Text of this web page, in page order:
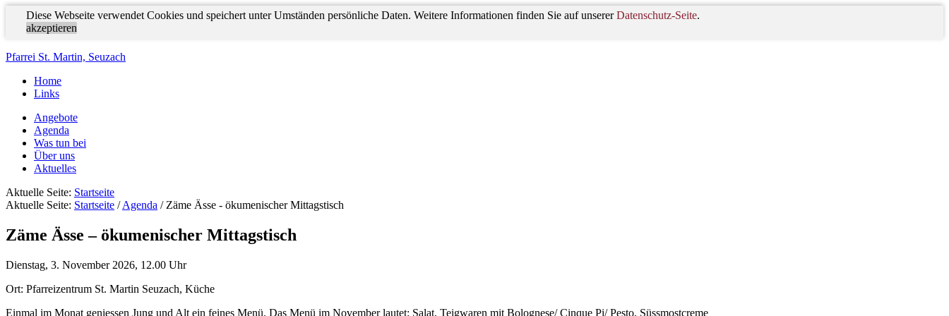
Diese Webseite verwendet Cookies und speichert unter Umständen persönliche Daten. Weitere Informationen finden Sie auf unsererDatenschutz-Seite.
akzeptieren
Pfarrei St. Martin, Seuzach
Home
Links
Angebote
Agenda
Was tun bei
Über uns
Aktuelles
Aktuelle Seite: Startseite
Aktuelle Seite: Startseite / Agenda /Zäme Ässe - ökumenischer Mittagstisch
Zäme Ässe – ökumenischer Mittagstisch
Dienstag, 3. November 2026, 12.00 Uhr
Ort: Pfarreizentrum St. Martin Seuzach, Küche
Einmal im Monat geniessen Jung und Alt ein feines Menü. Das Menü im November lautet: Salat, Teigwaren mit Bolognese/ Cinque Pi/ Pesto, Süssmostcreme